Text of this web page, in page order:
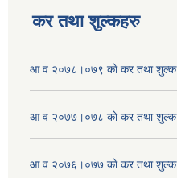
कर तथा शुल्कहरु
आ व २०७८।०७९ काे कर तथा शुल्क
आ व २०७७।०७८ काे कर तथा शुल्क
आ व २०७६।०७७ काे कर तथा शुल्क